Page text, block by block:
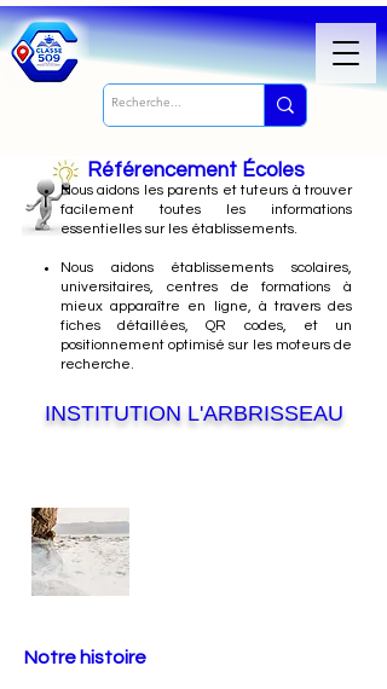
Référencement Écoles
Nousaidons les parents et tuteurs à trouver
facilement toutes les informations
essentielles sur les établissements.
Nous aidons établissements scolaires,
universitaires, centres de formations à
mieux apparaître en ligne, à travers des
fiches détaillées, QR codes, et un
positionnement optimisé sur les moteurs de
recherche.
INSTITUTION L'ARBRISSEAU
Notre histoire